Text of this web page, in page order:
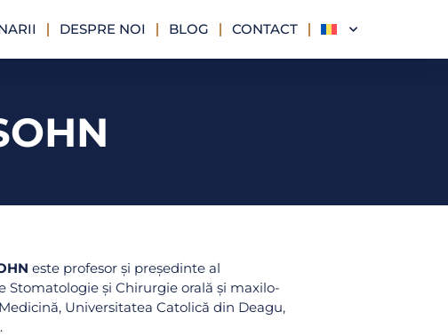
DESPRE NOI BLOG CONTACT
este profesor și președinte al
Stomatologie și Chirurgie orală și maxilo-
Universitatea Catolică din Deagu,